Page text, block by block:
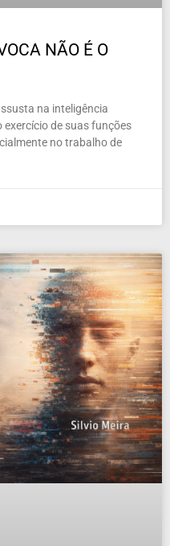
NÃO É O
na inteligência
de suas funções
no trabalho de